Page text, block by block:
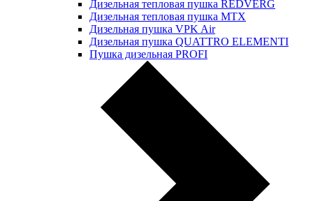
Дизельная тепловая пушка REDVERG
Дизельная тепловая пушка MTX
Дизельная пушка VPK Air
Дизельная пушка QUATTRO ELEMENTI
Пушка дизельная PROFI